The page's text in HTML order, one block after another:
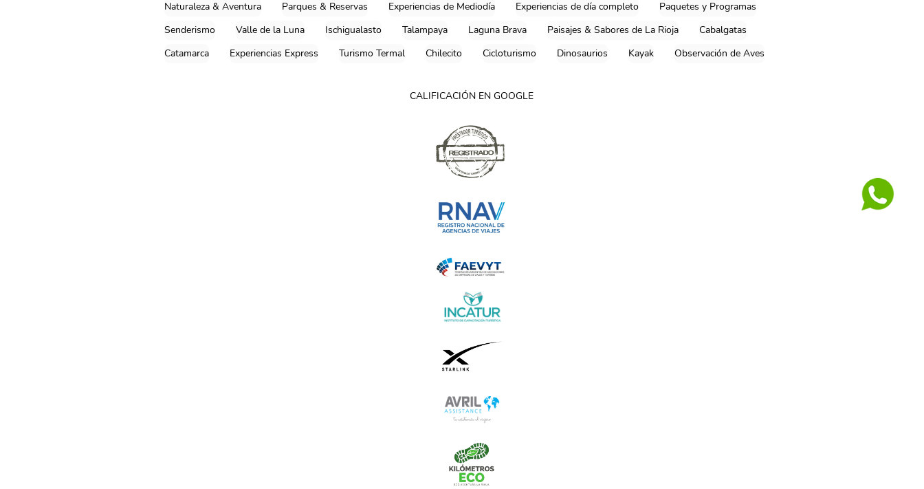
Naturaleza & Aventura Parques & Reservas Experiencias de Mediodía Experiencias de día completo
Paquetes y Programas
Senderismo
Valle de la Luna Ischigualasto Talampaya Laguna Brava Paisajes & Sabores de La Rioja
Cabalgatas
Catamarca
Experiencias Express Turismo Termal Chilecito Cicloturismo Dinosaurios Kayak Observación de Aves
CALIFICACIÓN EN GOOGLE